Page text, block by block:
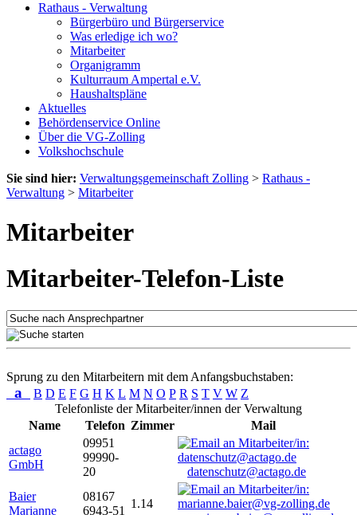
Rathaus - Verwaltung
Bürgerbüro und Bürgerservice
Was erledige ich wo?
Mitarbeiter
Organigramm
Kulturraum Ampertal e.V.
Haushaltspläne
Aktuelles
Behördenservice Online
Über die VG-Zolling
Volkshochschule
Sie sind hier: Verwaltungsgemeinschaft Zolling > Rathaus -
Verwaltung > Mitarbeiter
Mitarbeiter
Mitarbeiter-Telefon-Liste
Sprung zu den Mitarbeitern mit dem Anfangsbuchstaben:
a B D E F G H K L M N O P R S T V W Z
Telefonliste der Mitarbeiter/innen der Verwaltung
Name
Telefon Zimmer
Mail
actago
GmbH
09951
99990-
20
datenschutz@actago.de
Baier
Marianne
08167
6943-51
1.14